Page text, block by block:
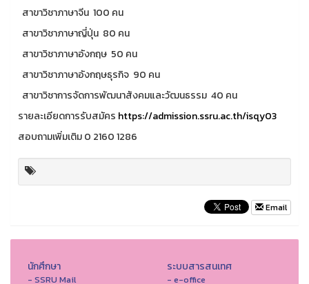
สาขาวิชาภาษาจีน 100 คน
สาขาวิชาภาษาญี่ปุ่น 80 คน
สาขาวิชาภาษาอังกฤษ 50 คน
สาขาวิชาภาษาอังกฤษธุรกิจ 90 คน
สาขาวิชาการจัดการพัฒนาสังคมและวัฒนธรรม 40 คน
รายละเอียดการรับสมัคร https://admission.ssru.ac.th/isqy03
สอบถามเพิ่มเติม 0 2160 1286
Email
นักศึกษา
- SSRU Mail
ระบบสารสนเทศ
- e-office